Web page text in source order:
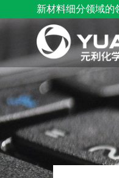
新材料细分领域的